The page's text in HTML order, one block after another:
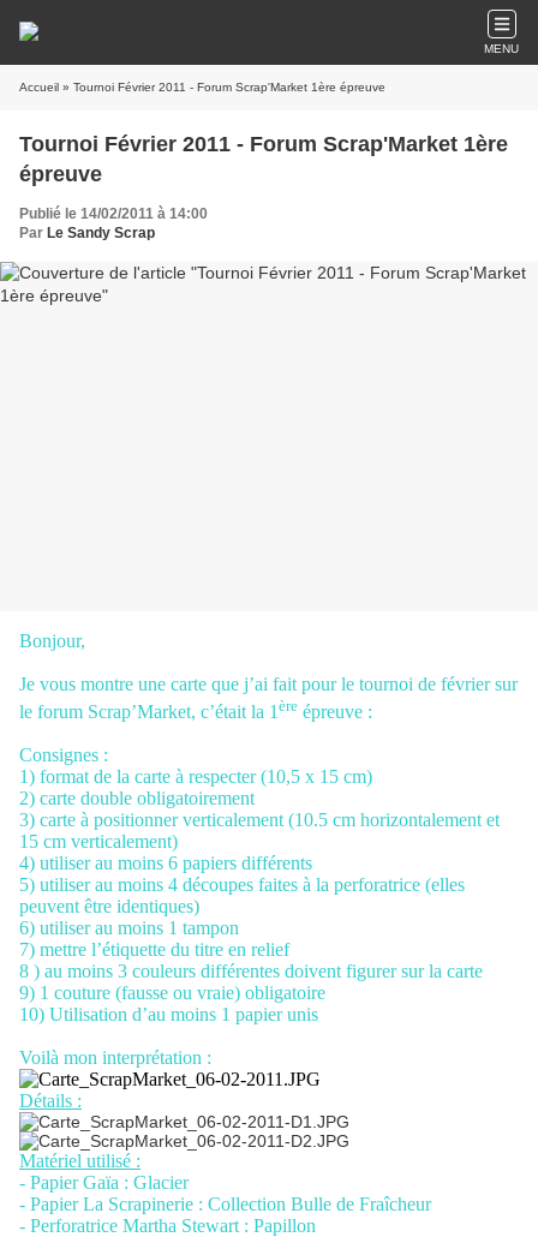
MENU
Accueil » Tournoi Février 2011 - Forum Scrap'Market 1ère épreuve
Tournoi Février 2011 - Forum Scrap'Market 1ère
épreuve
Publié le 14/02/2011 à 14:00
Par Le Sandy Scrap
Bonjour,
Je vous montre une carte que j’ai fait pour le tournoi de février sur
le forum Scrap’Market, c’était la 1 ère épreuve :
Consignes :
1) format de la carte à respecter (10,5 x 15 cm)
2) carte double obligatoirement
3) carte à positionner verticalement (10.5 cm horizontalement et
15 cm verticalement)
4) utiliser au moins 6 papiers différents
5) utiliser au moins 4 découpes faites à la perforatrice (elles
peuvent être identiques)
6) utiliser au moins 1 tampon
7) mettre l’étiquette du titre en relief
8 ) au moins 3 couleurs différentes doivent figurer sur la carte
9) 1 couture (fausse ou vraie) obligatoire
10) Utilisation d’au moins 1 papier unis
Voilà mon interprétation :
Détails :
Matériel utilisé :
- Papier Gaïa : Glacier
- Papier La Scrapinerie : Collection Bulle de Fraîcheur
- Perforatrice Martha Stewart : Papillon